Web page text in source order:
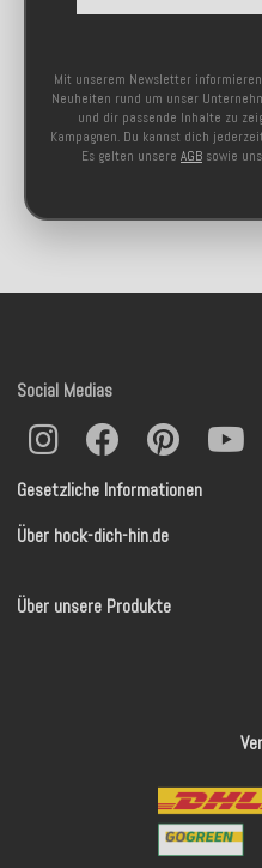
Mit unserem Newsletter
Neuheiten rund um unser
und dir passende Inhalte zu
Kampagnen. Du kannst dich
Es gelten unsere AGB sowie
Gesetzliche Informationen
Über hock-dich-hin.de
Über unsere Produkte
Social Medias